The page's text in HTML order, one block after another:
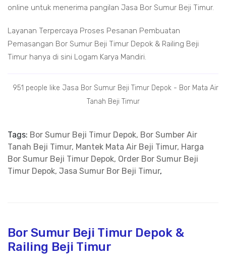
online untuk menerima pangilan Jasa Bor Sumur Beji Timur.
Layanan Terpercaya Proses Pesanan Pembuatan
Pemasangan Bor Sumur Beji Timur Depok & Railing Beji
Timur hanya di sini Logam Karya Mandiri.
951 people like Jasa Bor Sumur Beji Timur Depok - Bor Mata Air
Tanah Beji Timur
Tags: Bor Sumur Beji Timur Depok, Bor Sumber Air
Tanah Beji Timur, Mantek Mata Air Beji Timur, Harga
Bor Sumur Beji Timur Depok, Order Bor Sumur Beji
Timur Depok, Jasa Sumur Bor Beji Timur,
Bor Sumur Beji Timur Depok &
Railing Beji Timur